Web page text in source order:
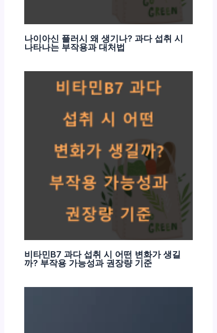
나이아신 플러시 왜 생기나? 과다 섭취 시
나타나는 부작용과 대처법
비타민B7 과다 섭취 시 어떤 변화가 생길
까? 부작용 가능성과 권장량 기준